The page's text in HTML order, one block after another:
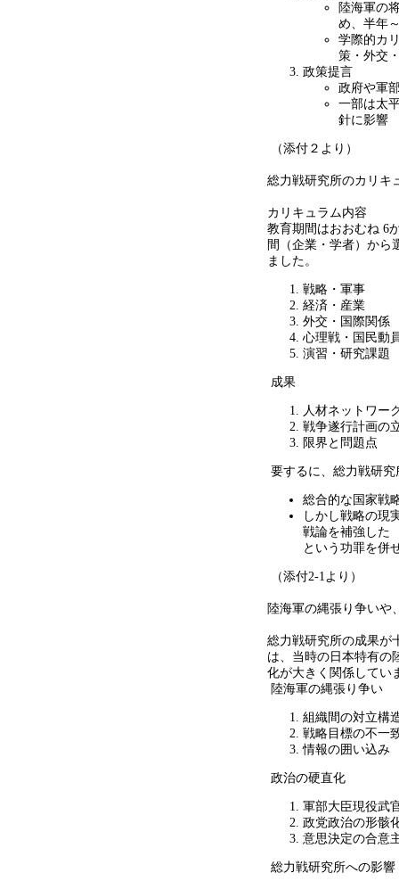
陸海軍の
め、半年
学際的カ
策・外交
政策提言
政府や軍
一部は太
針に影響
（添付２より）
総力戦研究所のカリキ
カリキュラム内容
教育期間はおおむね 6
間（企業・学者）から
ました。
戦略・軍事
経済・産業
外交・国際関係
心理戦・国民動
演習・研究課題
成果
人材ネットワー
戦争遂行計画の
限界と問題点
要するに、総力戦研究
総合的な国家戦
しかし戦略の現
戦論を補強した
という功罪を併
（添付2-1より）
陸海軍の縄張り争いや
総力戦研究所の成果が
は、当時の日本特有の
化が大きく関係してい
陸海軍の縄張り争い
組織間の対立構
戦略目標の不一
情報の囲い込み
政治の硬直化
軍部大臣現役武
政党政治の形骸
意思決定の合意
総力戦研究所への影響